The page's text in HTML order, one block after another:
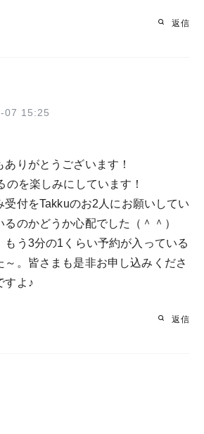
返信
07 15:25
りがとうございます！
のを楽しみにしています！
受付をTakkuのお2人にお願いしてい
のかどうか心配でした（＾＾）
もう3分の1くらい予約が入っている
～。皆さまも是非お申し込みくださ
すよ♪
返信